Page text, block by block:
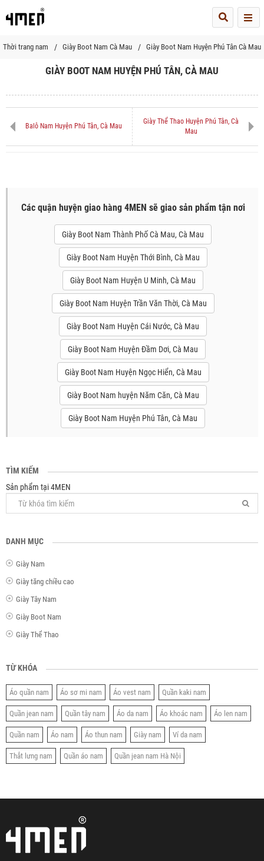
Thời trang nam Giày Boot Nam Cà Mau Giày Boot Nam Huyện Phú Tân Cà Mau
GIÀY BOOT NAM HUYỆN PHÚ TÂN, CÀ MAU
Balô Nam Huyện Phú Tân, Cà Mau
Giày Thể Thao Huyện Phú Tân, Cà
Mau
Các quận huyện giao hàng 4MEN sẽ giao sản phẩm tận nơi
Giày Boot Nam Thành Phố Cà Mau, Cà Mau
Giày Boot Nam Huyện Thới Bình, Cà Mau
Giày Boot Nam Huyện U Minh, Cà Mau
Giày Boot Nam Huyện Trần Văn Thời, Cà Mau
Giày Boot Nam Huyện Cái Nước, Cà Mau
Giày Boot Nam Huyện Đầm Dơi, Cà Mau
Giày Boot Nam Huyện Ngọc Hiển, Cà Mau
Giày Boot Nam huyện Năm Căn, Cà Mau
Giày Boot Nam Huyện Phú Tân, Cà Mau
TÌM KIẾM
Sản phẩm tại 4MEN
DANH MỤC
Giày Nam
Giày tăng chiều cao
Giày Tây Nam
Giày Boot Nam
Giày Thể Thao
TỪ KHÓA
Áo quần nam Áo sơ mi nam Áo vest nam Quần kaki nam
Quần jean nam Quần tây nam Áo da nam Áo khoác nam Áo len nam
Quần nam Áo nam Áo thun nam Giày nam Ví da nam
Thắt lưng nam Quần áo nam Quần jean nam Hà Nội